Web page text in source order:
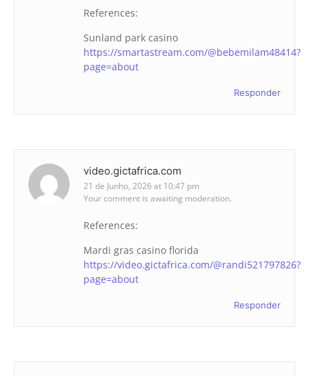
References:
Sunland park casino
https://smartastream.com/@bebemilam48414?
page=about
Responder
video.gictafrica.com
21 de Junho, 2026 at 10:47 pm
Your comment is awaiting moderation.
References:
Mardi gras casino florida
https://video.gictafrica.com/@randi521797826?
page=about
Responder